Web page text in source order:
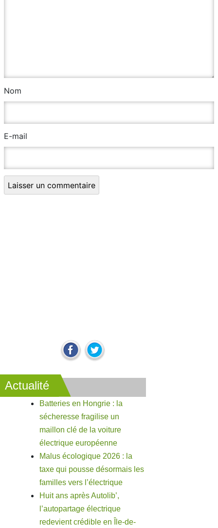
Nom
E-mail
Actualité
Batteries en Hongrie : la
sécheresse fragilise un
maillon clé de la voiture
électrique européenne
Malus écologique 2026 : la
taxe qui pousse désormais les
familles vers l’électrique
Huit ans après Autolib’,
l’autopartage électrique
redevient crédible en Île-de-